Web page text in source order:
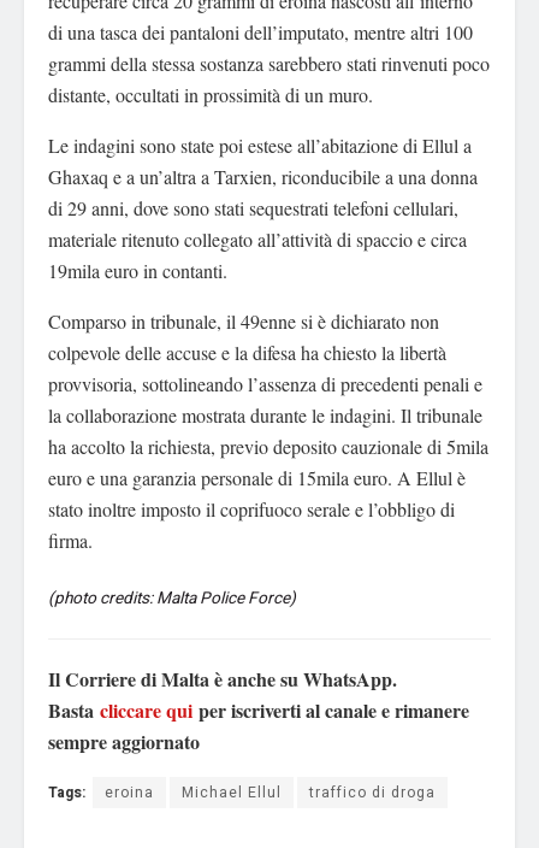
di una tasca dei pantaloni dell’imputato, mentre altri 100
grammi della stessa sostanza sarebbero stati rinvenuti poco
distante, occultati in prossimità di un muro.
Le indagini sono state poi estese all’abitazione di Ellul a
Ghaxaq e a un’altra a Tarxien, riconducibile a una donna
di 29 anni, dove sono stati sequestrati telefoni cellulari,
materiale ritenuto collegato all’attività di spaccio e circa
19mila euro in contanti.
Comparso in tribunale, il 49enne si è dichiarato non
colpevole delle accuse e la difesa ha chiesto la libertà
provvisoria, sottolineando l’assenza di precedenti penali e
la collaborazione mostrata durante le indagini. Il tribunale
ha accolto la richiesta, previo deposito cauzionale di 5mila
euro e una garanzia personale di 15mila euro. A Ellul è
stato inoltre imposto il coprifuoco serale e l’obbligo di
firma.
(photo credits: Malta Police Force)
Il Corriere di Malta è anche su WhatsApp.
Basta cliccare qui per iscriverti al canale e rimanere
sempre aggiornato
Tags: eroina Michael Ellul traffico di droga